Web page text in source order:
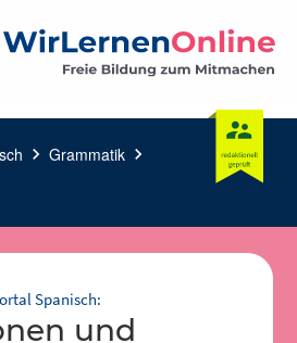
chevron_right Grammatik chevron_right
Spanisch: